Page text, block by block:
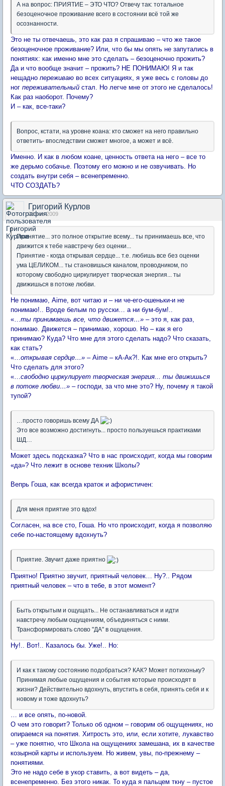
А на вопрос: ПРИЯТИЕ – ЭТО ЧТО? Отвечу так: тотальное
безоценочное проживание всего в состоянии всё той же
осознанности.
Это не ты отвечаешь, это как раз я спрашиваю – что же такое
безоценочное проживание? Или, что бы мы опять не запутались в
понятиях: как именно мне это сделать – безоценочно прожить?
Да и что вообще значит – прожить? НЕ ПОНИМАЮ! Я и так
нещадно переживаю во всех ситуациях, я уже весь с головы до
ног переживательный стал. Но легче мне от этого не сделалось!
Как раз наоборот. Почему?
И – как, все-таки?
Вопрос, кстати, на уровне коана: кто сможет на него правильно
ответить- впоследствии сможет многое, а может и всё.
Именно. И как в любом коане, ценность ответа на него – все то
же дерьмо собачье. Поэтому его можно и не озвучивать. Но
создать внутри себя – всенепременно.
ЧТО СОЗДАТЬ?
Григорий Курлов
03 ноя 2009
Принятие... это полное открытие всему... ты принимаешь все, что
движится к тебе навстречу без оценки...
Принятие - когда открывая сердце... т.е. любишь все без оценки
ума ЦЕЛИКОМ... ты становишься каналом, проводником, по
которому свободно циркулирует творческая энергия... ты
движишься в потоке любви.
Не понимаю, Aime, вот читаю и – ни че-его-ошеньки-и не
понимаю!.. Вроде белым по русски… а ни бум-бум!..
«… ты принимаешь все, что движется…» – это я, как раз,
понимаю. Движется – принимаю, хорошо. Но – как я его
принимаю? Куда? Что мне для этого сделать надо? Что сказать,
как стать?
«… открывая сердце…» – Aime – кА-Ак?!. Как мне его открыть?
Что сделать для этого?
«… свободно циркулирует творческая энергия... ты движишься
в потоке любви…» – господи, за что мне это? Ну, почему я такой
тупой?
…просто говоришь всему ДА
Это все возможно достигнуть... просто пользуешься практиками
ШД…
Может здесь подсказка? Что в нас происходит, когда мы говорим
«да»? Что лежит в основе техник Школы?
Вепрь Гоша, как всегда краток и афористичен:
Для меня приятие это вдох!
Согласен, на все сто, Гоша. Но что происходит, когда я позволяю
себе по-настоящему вдохнуть?
Приятие. Звучит даже приятно
Приятно! Приятно звучит, приятный человек… Ну?.. Рядом
приятный человек – что в тебе, в этот момент?
Быть открытым и ощущать... Не останавливаться и идти
навстречу любым ощущениям, объединяться с ними.
Трансформировать слово "ДА" в ощущения.
Ну!.. Вот!.. Казалось бы. Уже!.. Но:
И как к такому состоянию подобраться? КАК? Может потихоньку?
Принимая любые ощущения и события которые происходят в
жизни? Действительно вдохнуть, впустить в себя, принять себя и к
новому и тоже вдохнуть?
… и все опять, по-новой.
О чем это говорит? Только об одном – говорим об ощущениях, но
опираемся на понятия. Хитрость это, или, если хотите, лукавство
– уже понятно, что Школа на ощущениях замешана, их в качестве
козырной карты и используем. Но живем, увы, по-прежнему –
понятиями.
Это не надо себе в укор ставить, а вот видеть – да,
всенепременно. Без этого никак. То куда я пальцем ткну – пустое